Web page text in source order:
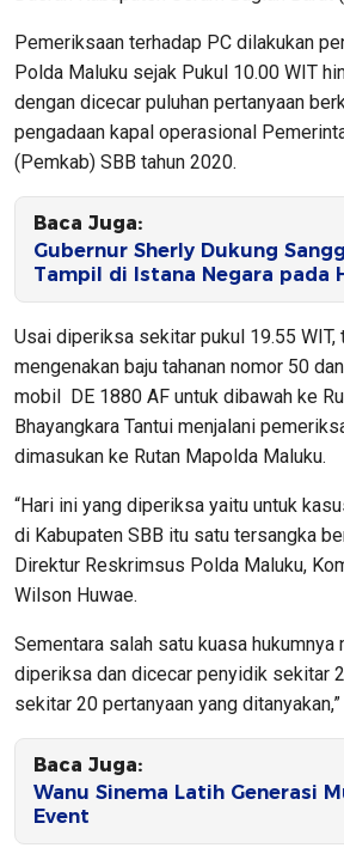
Pemeriksaan terhadap PC dilakukan
Polda Maluku sejak Pukul 10.00 WIT
dengan dicecar puluhan pertanyaan
pengadaan kapal operasional
(Pemkab) SBB tahun 2020.
Baca Juga:
Gubernur Sherly Dukung
Tampil di Istana Negara pada
Usai diperiksa sekitar pukul 19.55 WIT,
mengenakan baju tahanan nomor 50
mobil DE 1880 AF untuk dibawah ke
Bhayangkara Tantui menjalani
dimasukan ke Rutan Mapolda Maluku.
“Hari ini yang diperiksa yaitu untuk
di Kabupaten SBB itu satu tersangka
Direktur Reskrimsus Polda Maluku,
Wilson Huwae.
Sementara salah satu kuasa hukumnya
diperiksa dan dicecar penyidik sekitar
sekitar 20 pertanyaan yang ditanyakan,”
Baca Juga:
Wanu Sinema Latih Generasi
Event